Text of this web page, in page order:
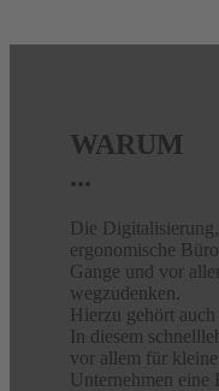
WARUM
...
Die
ergonomische
Gange und vor
wegzudenken.
Hierzu gehört
In diesem
vor allem für
Unternehmen eine